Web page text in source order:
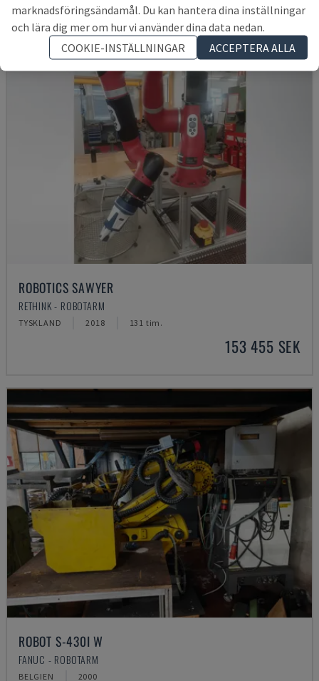
ROBOTICS SAWYER
RETHINK - ROBOTARM
TYSKLAND 2018 131 tim.
153 455 SEK
ROBOT S-430I W
FANUC - ROBOTARM
BELGIEN 2000
marknadsföringsändamål. Du kan hantera dina inställningar
och lära dig mer om hur vi använder dina data nedan.
COOKIE-INSTÄLLNINGAR
ACCEPTERA ALLA